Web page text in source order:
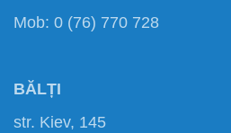
Mob: 0 (76) 770 728
BĂLȚI
str. Kiev, 145